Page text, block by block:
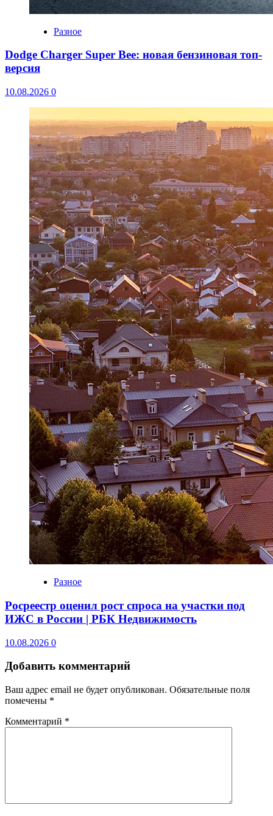
Разное
Dodge Charger Super Bee: новая бензиновая топ-
версия
10.08.2026 0
Разное
Росреестр оценил рост спроса на участки под
ИЖС в России | РБК Недвижимость
10.08.2026 0
Добавить комментарий
Ваш адрес email не будет опубликован. Обязательные поля
помечены *
Комментарий *